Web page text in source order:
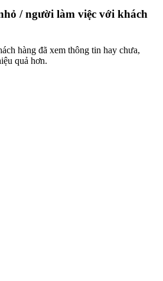
/ người làm việc với khách
hàng đã xem thông tin hay chưa,
quả hơn.